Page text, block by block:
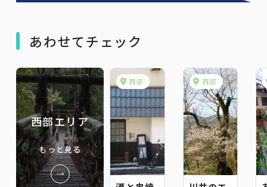
あわせてチェック
西部エリア
もっと見る
西部 西部